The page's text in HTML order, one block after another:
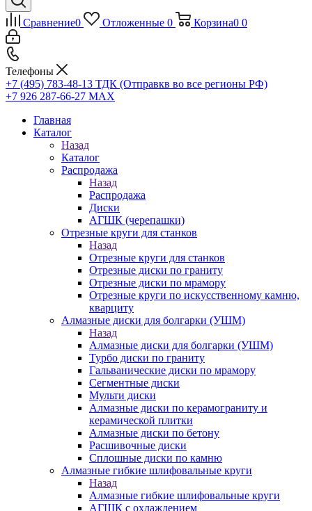
Сравнение0 Отложенные 0 Корзина0 0
Телефоны
+7 (495) 783-48-13 ТДК (Отправкв во все регионы РФ)
+7 926 287-66-27 МАХ
Главная
Каталог
Назад
Каталог
Распродажа
Назад
Распродажа
Диски
АГШК (черепашки)
Отрезные круги для станков
Назад
Отрезные круги для станков
Отрезные диски по граниту
Отрезные диски по мрамору
Отрезные круги по искусственному камню,
кварциту
Алмазные диски для болгарки (УШМ)
Назад
Алмазные диски для болгарки (УШМ)
Турбо диски по граниту
Гальванические диски по мрамору
Сегментные диски
Мульти диски
Алмазные диски по керамограниту и
керамической плитки
Алмазные диски по бетону
Расшивочные диски
Сплошные диски по камню
Алмазные гибкие шлифовальные круги
Назад
Алмазные гибкие шлифовальные круги
АГШК с охлаждением